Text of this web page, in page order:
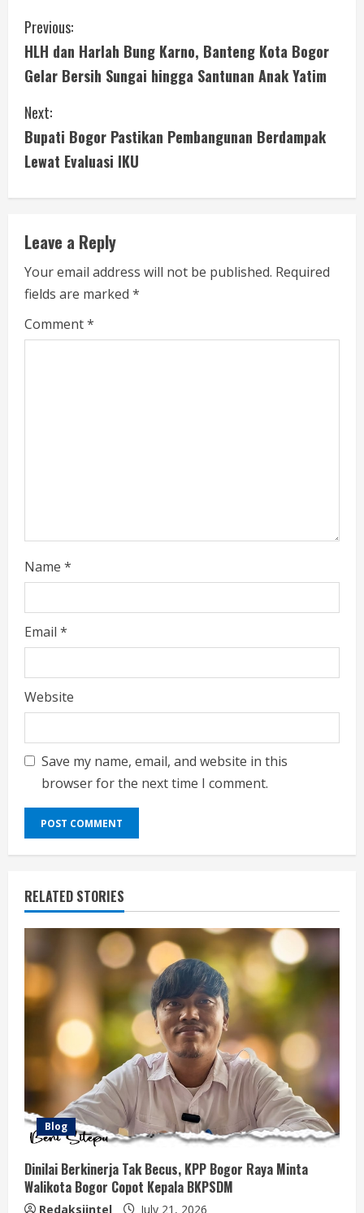
C
o
n
t
i
n
u
e
R
e
Previous:
HLH dan Harlah Bung Karno, Banteng Kota Bogor
Gelar Bersih Sungai hingga Santunan Anak Yatim
Next:
Bupati Bogor Pastikan Pembangunan Berdampak
Lewat Evaluasi IKU
Leave a Reply
Your email address will not be published. Required
fields are marked *
Comment*
Name *
Email *
Website
Save my name, email, and website in this
browser for the next time I comment.
RELATED STORIES
Blog
Dinilai Berkinerja Tak Becus, KPP Bogor Raya Minta
Walikota Bogor Copot Kepala BKPSDM
Redaksiintel July 21, 2026